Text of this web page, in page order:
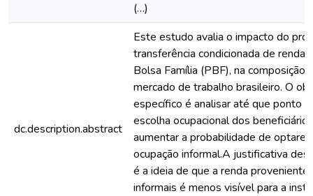
(…)
dc.description.abstract
Este estudo avalia o impacto do
transferência condicionada de renda,
Bolsa Família (PBF), na composição
mercado de trabalho brasileiro. O
específico é analisar até que ponto
escolha ocupacional dos
aumentar a probabilidade de
ocupação informal.A justificativa
é a ideia de que a renda
informais é menos visível para a